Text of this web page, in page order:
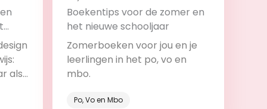
als
Boekentips voor de zomer en
het nieuwe schooljaar
Zomerboeken voor jou en je
leerlingen in het po, vo en
mbo.
Po, Vo en Mbo